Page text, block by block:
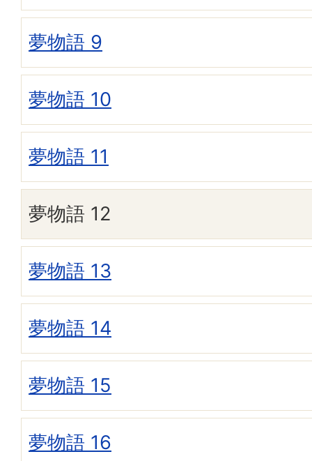
夢物語 9
夢物語 10
夢物語 11
夢物語 12
夢物語 13
夢物語 14
夢物語 15
夢物語 16